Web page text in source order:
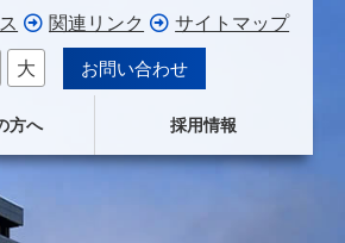
関連リンク
サイトマップ
大
お問い合わせ
方へ 採用情報